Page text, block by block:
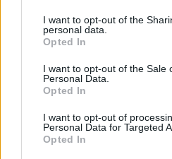
not limited to your visit or usage
grant or deny consent to Google
use your data for below
consent section.
I want to opt-out of the
personal data.
Opted In
I want to opt-out of the Sale
Personal Data.
Opted In
I want to opt-out of
Personal Data for Targeted
Opted In
Roma ha un nuovo
presidente
POTREBBE
Fiumicino,
pescatore: